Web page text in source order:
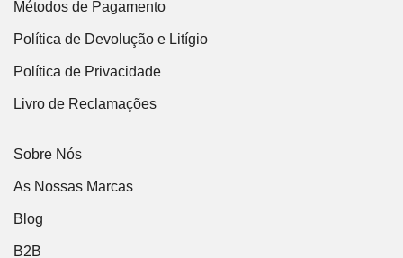
Métodos de Pagamento
Política de Devolução e Litígio
Política de Privacidade
Livro de Reclamações
Sobre Nós
As Nossas Marcas
Blog
B2B